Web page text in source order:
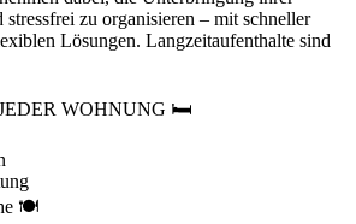
zu organisieren – mit schneller
Lösungen. Langzeitaufenthalte sind
WOHNUNG 🛏️
🍽️